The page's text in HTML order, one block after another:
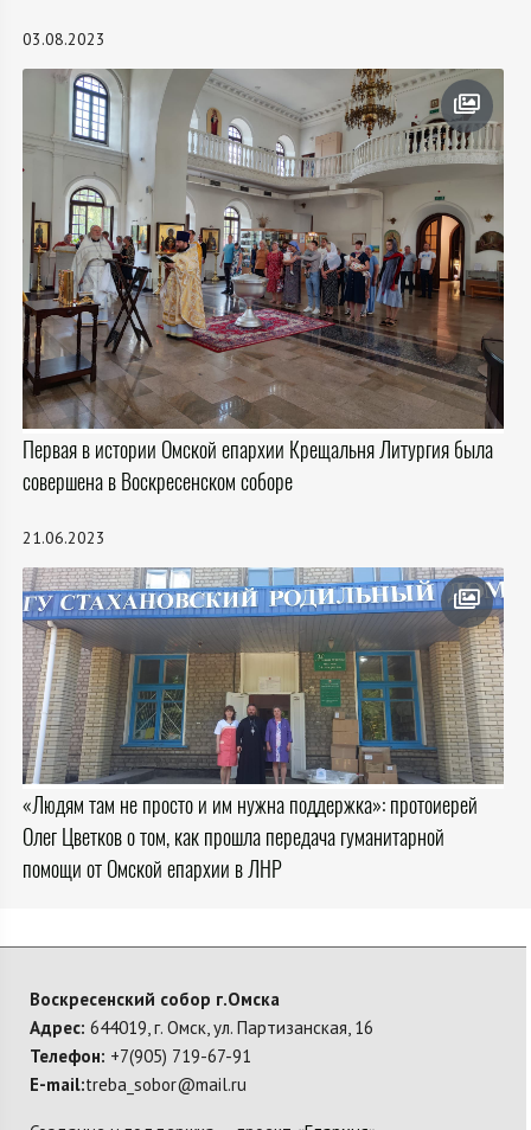
03.08.2023
Первая в истории Омской епархии Крещальня Литургия была
совершена в Воскресенском соборе
21.06.2023
«Людям там не просто и им нужна поддержка»: протоиерей
Олег Цветков о том, как прошла передача гуманитарной
помощи от Омской епархии в ЛНР
Воскресенский собор г.Омска
Адрес: 644019, г. Омск, ул. Партизанская, 16
Телефон: +7(905) 719-67-91
E-mail:treba_sobor@mail.ru